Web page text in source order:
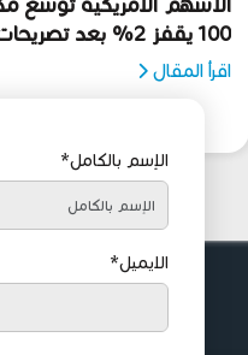
100 يقفز 2% بعد تصريحات ترامب
اقرأ المقال
الإسم بالكامل*
الايميل*